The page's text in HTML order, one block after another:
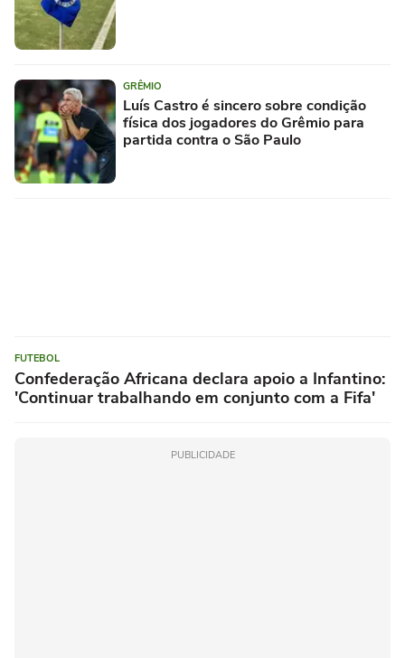
GRÊMIO
Luís Castro é sincero sobre condição
física dos jogadores do Grêmio para
partida contra o São Paulo
FUTEBOL
Confederação Africana declara apoio a Infantino:
'Continuar trabalhando em conjunto com a Fifa'
PUBLICIDADE